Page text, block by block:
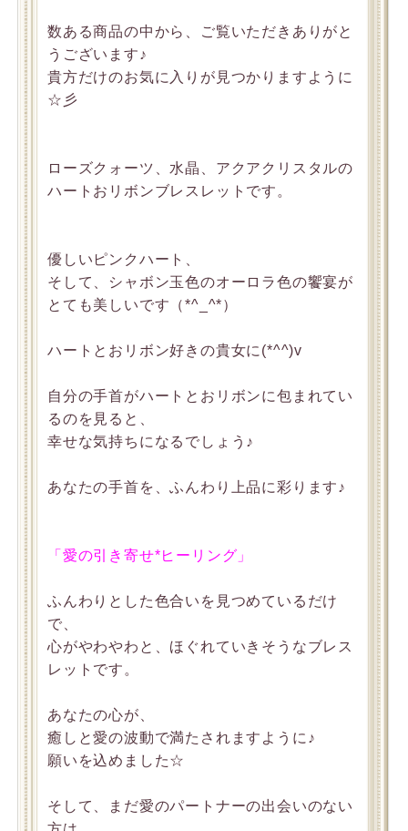
数ある商品の中から、ご覧いただきありがと
うございます♪
貴方だけのお気に入りが見つかりますように
☆彡
ローズクォーツ、水晶、アクアクリスタルの
ハートおリボンブレスレットです。
優しいピンクハート、
そして、シャボン玉色のオーロラ色の饗宴が
とても美しいです（*^_^*）
ハートとおリボン好きの貴女に(*^^)v
自分の手首がハートとおリボンに包まれてい
るのを見ると、
幸せな気持ちになるでしょう♪
あなたの手首を、ふんわり上品に彩ります♪
「愛の引き寄せ*ヒーリング」
ふんわりとした色合いを見つめているだけ
で、
心がやわやわと、ほぐれていきそうなブレス
レットです。
あなたの心が、
癒しと愛の波動で満たされますように♪
願いを込めました☆
そして、まだ愛のパートナーの出会いのない